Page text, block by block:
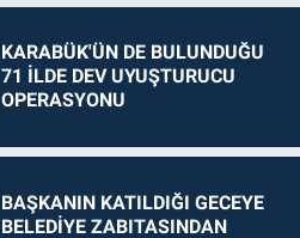
KARABÜK'ÜN DE BULUNDUĞU
71 İLDE DEV UYUŞTURUCU
OPERASYONU
BAŞKANIN KATILDIĞI GECEYE
BELEDİYE ZABITASINDAN